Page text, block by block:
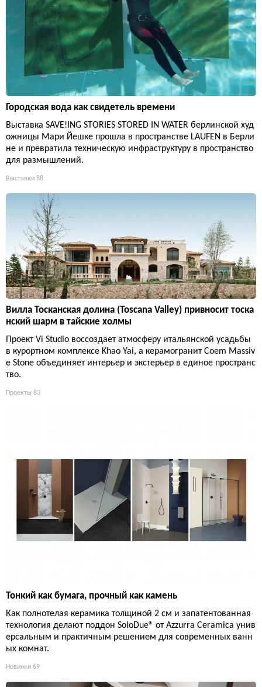
Городская вода как свидетель времени
Выставка SAVE!ING STORIES STORED IN WATER берлинской худ
ожницы Мари Йешке прошла в пространстве LAUFEN в Берли
не и превратила техническую инфраструктуру в пространство
для размышлений.
Выставки 88
Вилла Тосканская долина (Toscana Valley) привносит тоска
нский шарм в тайские холмы
Проект Vi Studio воссоздает атмосферу итальянской усадьбы
в курортном комплексе Khao Yai, а керамогранит Coem Massiv
e Stone объединяет интерьер и экстерьер в единое пространс
тво.
Проекты 83
Тонкий как бумага, прочный как камень
Как полнотелая керамика толщиной 2 см и запатентованная
технология делают поддон SoloDue® от Azzurra Ceramica унив
ерсальным и практичным решением для современных ванн
ых комнат.
Новинки 69